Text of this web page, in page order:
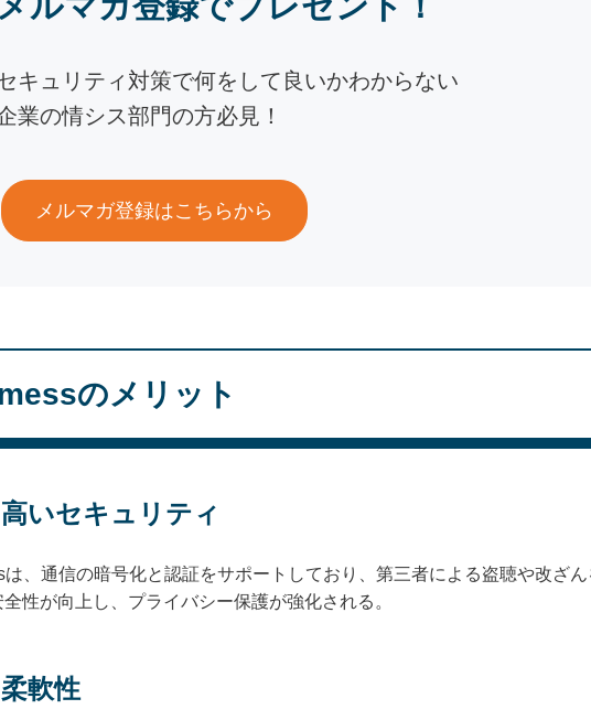
キュリティ対策で何をして良いかわからない
業の情シス部門の方必見！
メルマガ登録はこちらから
のメリット
いセキュリティ
は、通信の暗号化と認証をサポートしており、第三者による盗聴や改ざ
全性が向上し、プライバシー保護が強化される。
軟性